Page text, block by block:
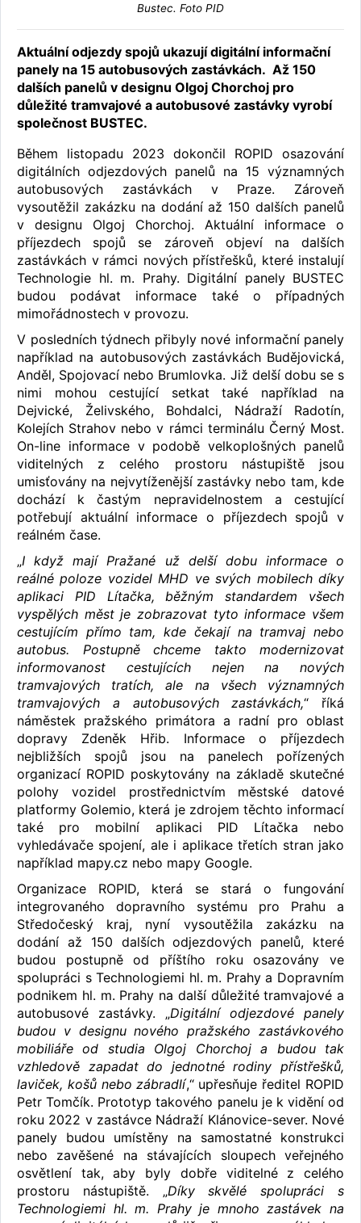
Bustec. Foto PID
Aktuální odjezdy spojů ukazují digitální informační
panely na 15 autobusových zastávkách. Až 150
dalších panelů v designu Olgoj Chorchoj pro
důležité tramvajové a autobusové zastávky vyrobí
společnost BUSTEC.
Během listopadu 2023 dokončil ROPID osazování
digitálních odjezdových panelů na 15 významných
autobusových zastávkách v Praze. Zároveň
vysoutěžil zakázku na dodání až 150 dalších panelů
v designu Olgoj Chorchoj. Aktuální informace o
příjezdech spojů se zároveň objeví na dalších
zastávkách v rámci nových přístřešků, které instalují
Technologie hl. m. Prahy. Digitální panely BUSTEC
budou podávat informace také o případných
mimořádnostech v provozu.
V posledních týdnech přibyly nové informační panely
například na autobusových zastávkách Budějovická,
Anděl, Spojovací nebo Brumlovka. Již delší dobu se s
nimi mohou cestující setkat také například na
Dejvické, Želivského, Bohdalci, Nádraží Radotín,
Kolejích Strahov nebo v rámci terminálu Černý Most.
On-line informace v podobě velkoplošných panelů
viditelných z celého prostoru nástupiště jsou
umisťovány na nejvytíženější zastávky nebo tam, kde
dochází k častým nepravidelnostem a cestující
potřebují aktuální informace o příjezdech spojů v
reálném čase.
„I když mají Pražané už delší dobu informace o
reálné poloze vozidel MHD ve svých mobilech díky
aplikaci PID Lítačka, běžným standardem všech
vyspělých měst je zobrazovat tyto informace všem
cestujícím přímo tam, kde čekají na tramvaj nebo
autobus. Postupně chceme takto modernizovat
informovanost cestujících nejen na nových
tramvajových tratích, ale na všech významných
tramvajových a autobusových zastávkách,“ říká
náměstek pražského primátora a radní pro oblast
dopravy Zdeněk Hřib. Informace o příjezdech
nejbližších spojů jsou na panelech pořízených
organizací ROPID poskytovány na základě skutečné
polohy vozidel prostřednictvím městské datové
platformy Golemio, která je zdrojem těchto informací
také pro mobilní aplikaci PID Lítačka nebo
vyhledávače spojení, ale i aplikace třetích stran jako
například mapy.cz nebo mapy Google.
Organizace ROPID, která se stará o fungování
integrovaného dopravního systému pro Prahu a
Středočeský kraj, nyní vysoutěžila zakázku na
dodání až 150 dalších odjezdových panelů, které
budou postupně od příštího roku osazovány ve
spolupráci s Technologiemi hl. m. Prahy a Dopravním
podnikem hl. m. Prahy na další důležité tramvajové a
autobusové zastávky. „Digitální odjezdové panely
budou v designu nového pražského zastávkového
mobiliáře od studia Olgoj Chorchoj a budou tak
vzhledově zapadat do jednotné rodiny přístřešků,
laviček, košů nebo zábradlí,“ upřesňuje ředitel ROPID
Petr Tomčík. Prototyp takového panelu je k vidění od
roku 2022 v zastávce Nádraží Klánovice-sever. Nové
panely budou umístěny na samostatné konstrukci
nebo zavěšené na stávajících sloupech veřejného
osvětlení tak, aby byly dobře viditelné z celého
prostoru nástupiště. „Díky skvělé spolupráci s
Technologiemi hl. m. Prahy je mnoho zastávek na